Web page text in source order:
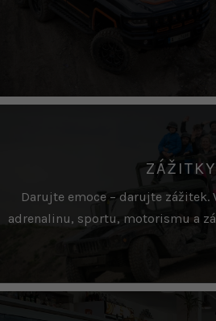
ZÁŽITKY
Darujte emoce – darujte
adrenalinu, sportu, motorismu a